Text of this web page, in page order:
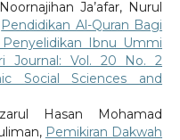
Ja’afar, Nurul
Pendidikan Al-Quran Bagi
Ibnu Ummi
Journal: Vol. 20 No. 2
Social Sciences and
Hasan Mohamad
Pemikiran Dakwah